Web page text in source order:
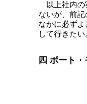
以上社内の
ないが、前
なかに必ず
して行きたい
四 ボート